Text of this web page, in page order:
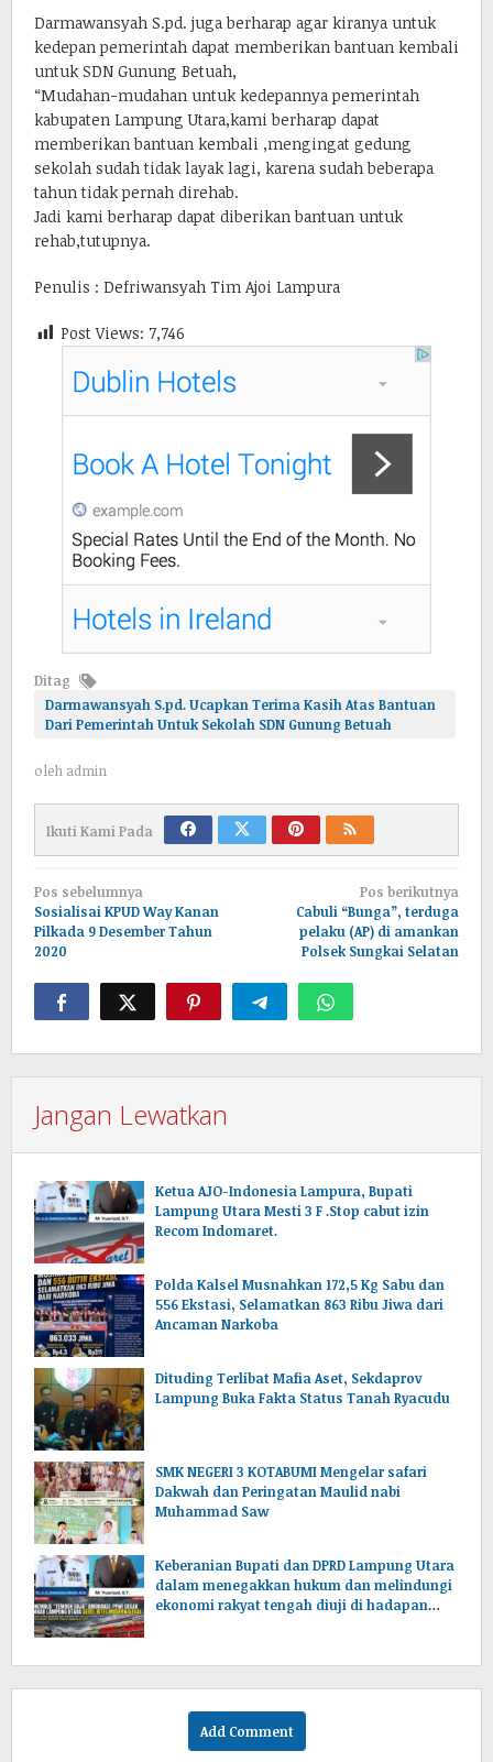
Darmawansyah S.pd. juga berharap agar kiranya untuk
kedepan pemerintah dapat memberikan bantuan kembali
untuk SDN Gunung Betuah,
“Mudahan-mudahan untuk kedepannya pemerintah
kabupaten Lampung Utara,kami berharap dapat
memberikan bantuan kembali ,mengingat gedung
sekolah sudah tidak layak lagi, karena sudah beberapa
tahun tidak pernah direhab.
Jadi kami berharap dapat diberikan bantuan untuk
rehab,tutupnya.
Penulis : Defriwansyah Tim Ajoi Lampura
Post Views: 7,746
Ditag
Darmawansyah S.pd. Ucapkan Terima Kasih Atas Bantuan
Dari Pemerintah Untuk Sekolah SDN Gunung Betuah
oleh admin
Ikuti Kami Pada
Navigasi
pos
Pos sebelumnya
Sosialisai KPUD Way Kanan
Pilkada 9 Desember Tahun
2020
Pos berikutnya
Cabuli “Bunga”, terduga
pelaku (AP) di amankan
Polsek Sungkai Selatan
Jangan Lewatkan
Ketua AJO-Indonesia Lampura, Bupati
Lampung Utara Mesti 3 F .Stop cabut izin
Recom Indomaret.
Polda Kalsel Musnahkan 172,5 Kg Sabu dan
556 Ekstasi, Selamatkan 863 Ribu Jiwa dari
Ancaman Narkoba
Dituding Terlibat Mafia Aset, Sekdaprov
Lampung Buka Fakta Status Tanah Ryacudu
SMK NEGERI 3 KOTABUMI Mengelar safari
Dakwah dan Peringatan Maulid nabi
Muhammad Saw
Keberanian Bupati dan DPRD Lampung Utara
dalam menegakkan hukum dan melindungi
ekonomi rakyat tengah diuji di hadapan
Add Comment